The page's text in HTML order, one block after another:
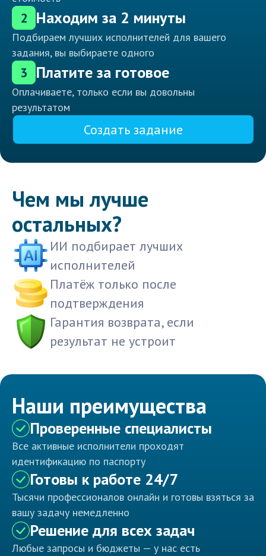
2 Находим за 2 минуты
Подбираем лучших исполнителей для вашего
задания, вы выбираете одного
3 Платите за готовое
Оплачиваете, только если вы довольны
результатом
Создать задание
Чем мы лучше
остальных?
ИИ подбирает лучших
исполнителей
Платёж только после
подтверждения
Гарантия возврата, если
результат не устроит
Наши преимущества
Проверенные специалисты
Все активные исполнители проходят
идентификацию по паспорту
Готовы к работе 24/7
Тысячи профессионалов онлайн и готовы взяться за
вашу задачу немедленно
Решение для всех задач
Любые запросы и бюджеты — у нас есть